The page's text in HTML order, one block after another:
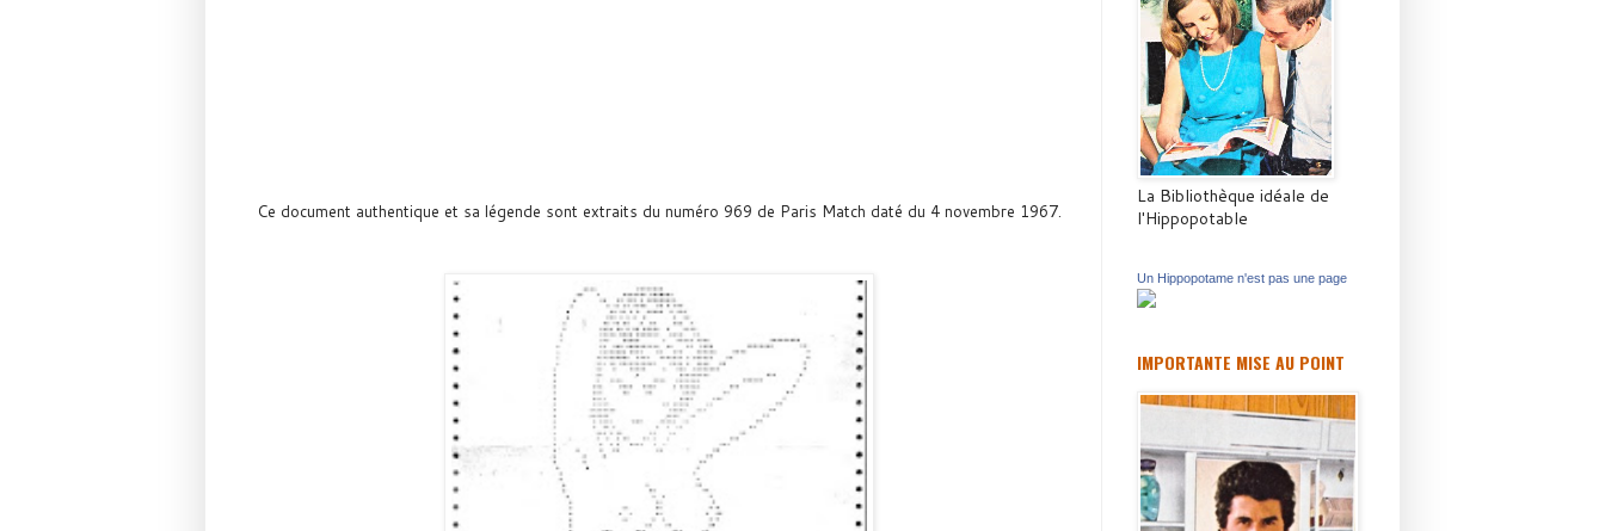
Ce document authentique et sa légende sont extraits du numéro 969 de Paris Match daté du 4 novembre 1967.
La Bibliothèque idéale de
l'Hippopotable
Un Hippopotame n'est pas une page
IMPORTANTE MISE AU POINT